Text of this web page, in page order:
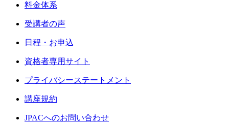
料金体系
受講者の声
日程・お申込
資格者専用サイト
プライバシーステートメント
講座規約
JPACへのお問い合わせ